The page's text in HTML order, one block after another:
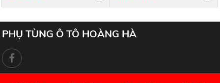
PHỤ TÙNG Ô TÔ HOÀNG HÀ